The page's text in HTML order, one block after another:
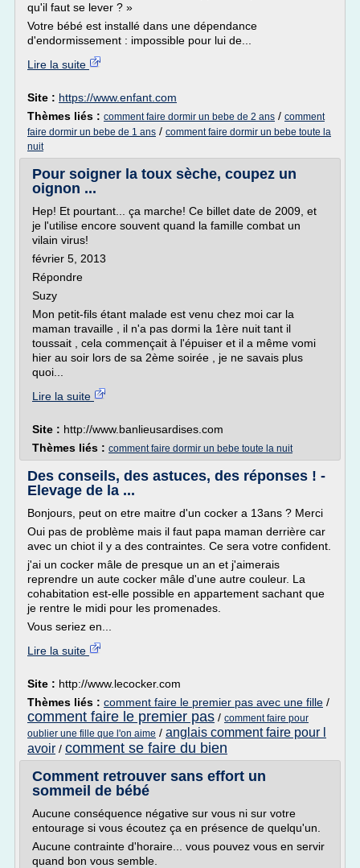
qu'il faut se lever ? »
Votre bébé est installé dans une dépendance
d'endormissement : impossible pour lui de...
Lire la suite
Site : https://www.enfant.com
Thèmes liés : comment faire dormir un bebe de 2 ans / comment
faire dormir un bebe de 1 ans / comment faire dormir un bebe toute la
nuit
Pour soigner la toux sèche, coupez un
oignon ...
Hep! Et pourtant... ça marche! Ce billet date de 2009, et
je l'utilise encore souvent quand la famille combat un
vilain virus!
février 5, 2013
Répondre
Suzy
Mon petit-fils étant malade est venu chez moi car la
maman travaille , il n'a pas dormi la 1ère nuit tant il
toussait , cela commençait à l'épuiser et il a même vomi
hier au soir lors de sa 2ème soirée , je ne savais plus
quoi...
Lire la suite
Site : http://www.banlieusardises.com
Thèmes liés : comment faire dormir un bebe toute la nuit
Des conseils, des astuces, des réponses ! -
Elevage de la ...
Bonjours, peut on etre maitre d'un cocker a 13ans ? Merci
Oui pas de problème mais il faut papa maman derrière car
avec un chiot il y a des contraintes. Ce sera votre confident.
j'ai un cocker mâle de presque un an et j'aimerais
reprendre un aute cocker mâle d'une autre couleur. La
cohabitation est-elle possible en appartement sachant que
je rentre le midi pour les promenades.
Vous seriez en...
Lire la suite
Site : http://www.lecocker.com
Thèmes liés : comment faire le premier pas avec une fille /
comment faire le premier pas / comment faire pour
oublier une fille que l'on aime / anglais comment faire pour l
avoir / comment se faire du bien
Comment retrouver sans effort un
sommeil de bébé
Aucune conséquence négative sur vous ni sur votre
entourage si vous écoutez ça en présence de quelqu'un.
Aucune contrainte d'horaire... vous pouvez vous en servir
quand bon vous semble.